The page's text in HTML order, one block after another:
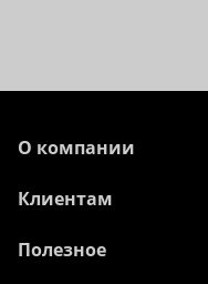
О компании
Клиентам
Полезное